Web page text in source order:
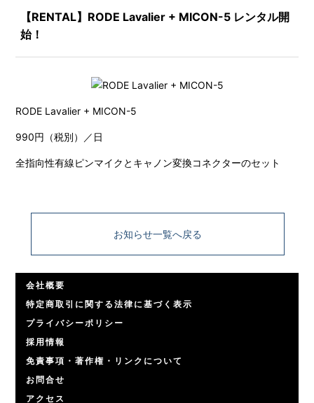
【RENTAL】RODE Lavalier + MICON-5 レンタル開
始！
RODE Lavalier + MICON-5
990円（税別）／日
全指向性有線ピンマイクとキャノン変換コネクターのセット
お知らせ一覧へ戻る
会社概要
特定商取引に関する法律に基づく表示
プライバシーポリシー
採用情報
免責事項・著作権・リンクについて
お問合せ
アクセス